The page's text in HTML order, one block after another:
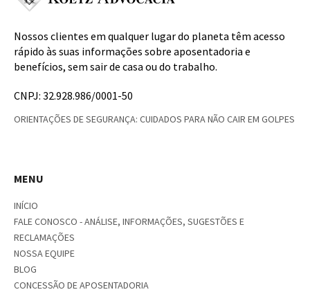
Nossos clientes em qualquer lugar do planeta têm acesso
rápido às suas informações sobre aposentadoria e
benefícios, sem sair de casa ou do trabalho.
CNPJ: 32.928.986/0001-50
ORIENTAÇÕES DE SEGURANÇA: CUIDADOS PARA NÃO CAIR EM GOLPES
MENU
INÍCIO
FALE CONOSCO - ANÁLISE, INFORMAÇÕES, SUGESTÕES E
RECLAMAÇÕES
NOSSA EQUIPE
BLOG
CONCESSÃO DE APOSENTADORIA